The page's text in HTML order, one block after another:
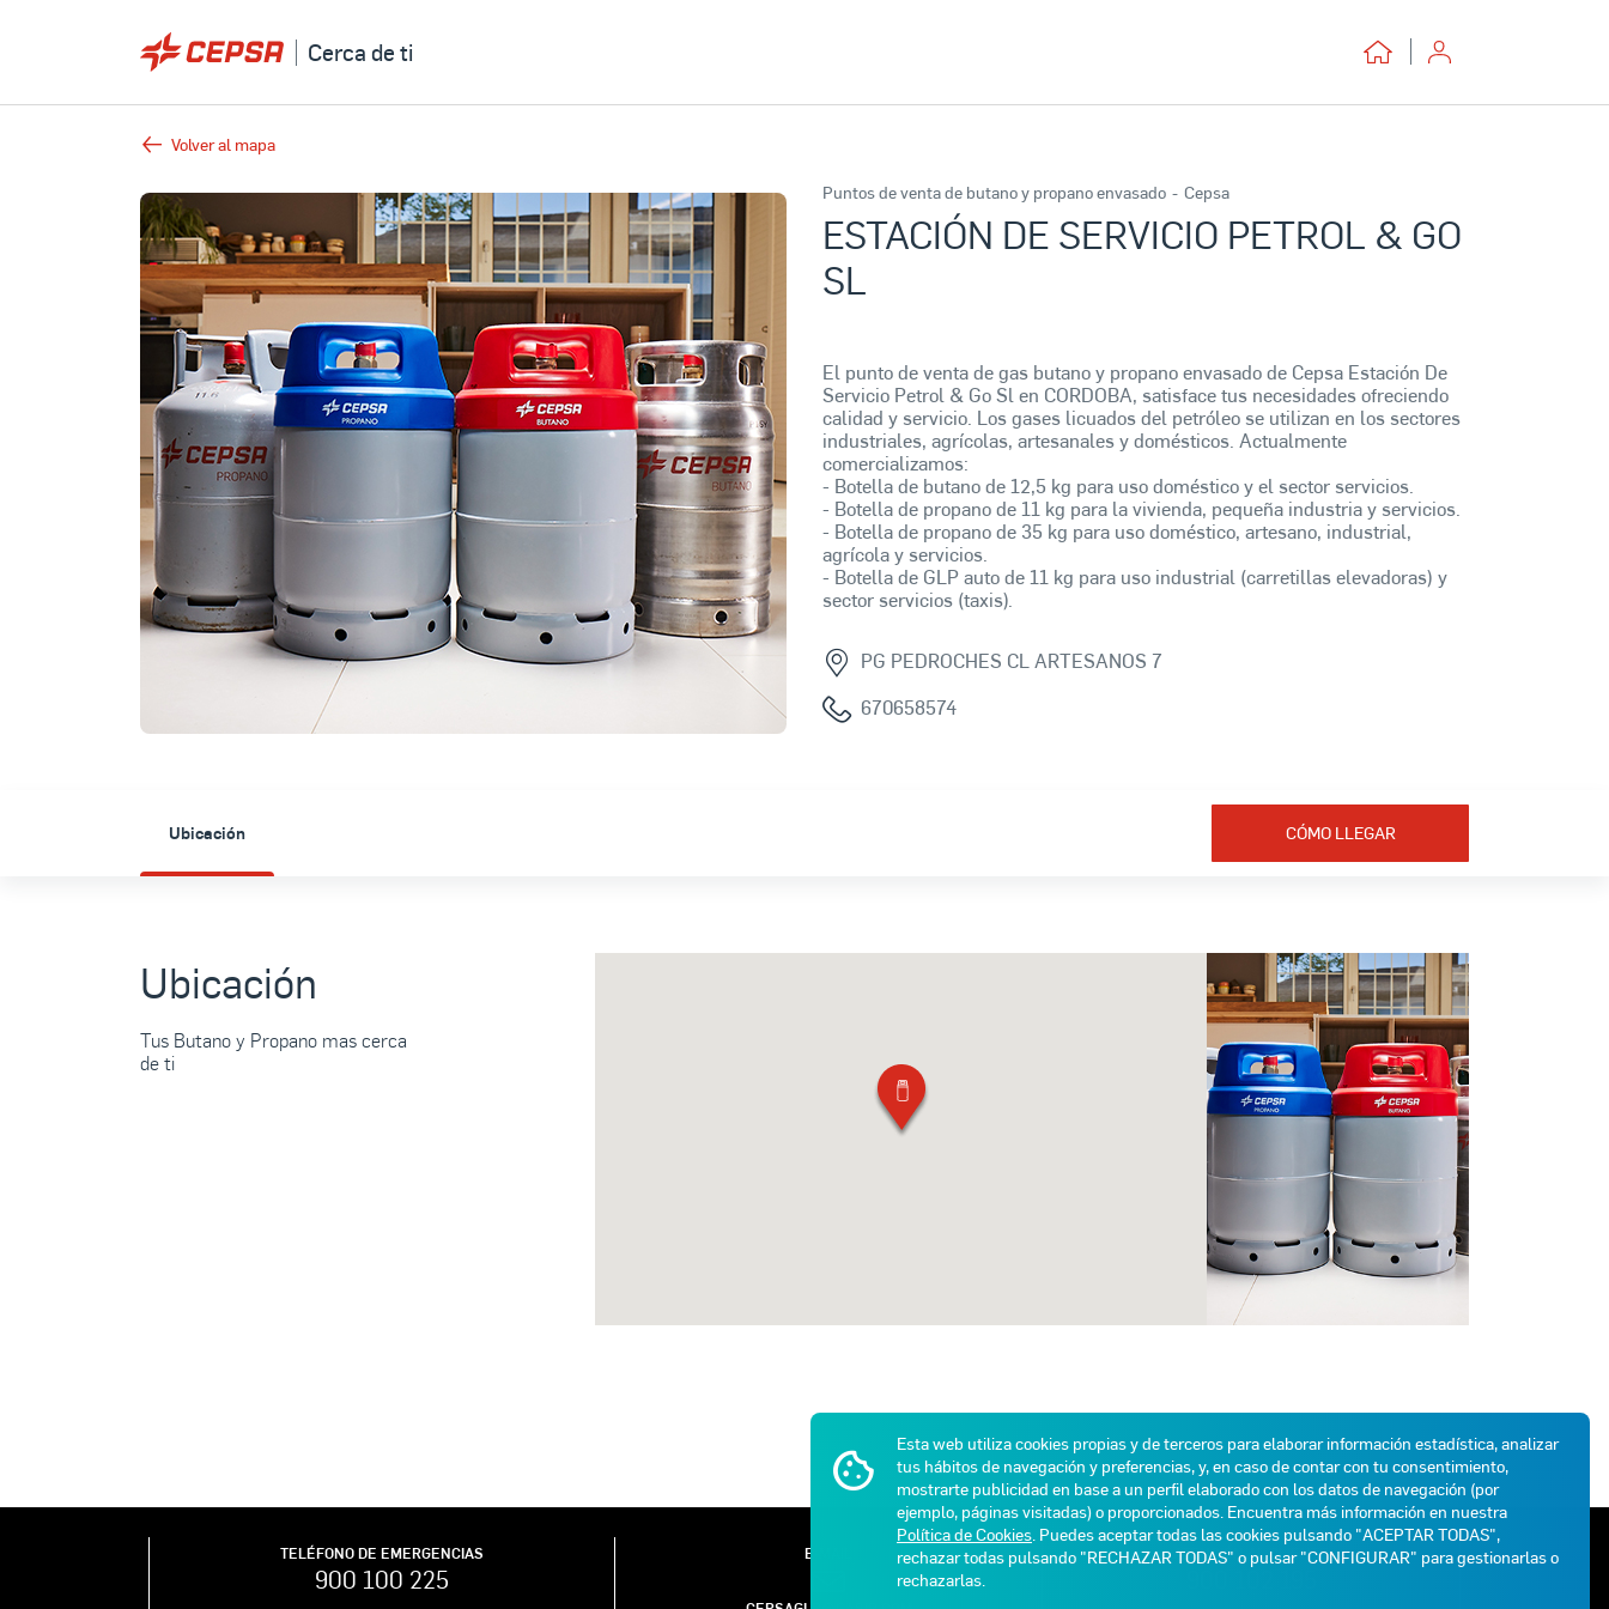
Esta web utiliza cookies propias y de terceros para elaborar información estadística, analizar
tus hábitos de navegación y preferencias, y, en caso de contar con tu consentimiento,
mostrarte publicidad en base a un perfil elaborado con los datos de navegación (por
ejemplo, páginas visitadas) o proporcionados. Encuentra más información en nuestra
Política de Cookies. Puedes aceptar todas las cookies pulsando "ACEPTAR TODAS",
rechazar todas pulsando "RECHAZAR TODAS" o pulsar "CONFIGURAR" para gestionarlas o
rechazarlas.
Cerca de ti
Volver al mapa
Puntos de venta de butano y propano envasado - Cepsa
ESTACIÓN DE SERVICIO PETROL & GO
SL
El punto de venta de gas butano y propano envasado de Cepsa Estación De
Servicio Petrol & Go Sl en CORDOBA, satisface tus necesidades ofreciendo
calidad y servicio. Los gases licuados del petróleo se utilizan en los sectores
industriales, agrícolas, artesanales y domésticos. Actualmente
comercializamos:
- Botella de butano de 12,5 kg para uso doméstico y el sector servicios.
- Botella de propano de 11 kg para la vivienda, pequeña industria y servicios.
- Botella de propano de 35 kg para uso doméstico, artesano, industrial,
agrícola y servicios.
- Botella de GLP auto de 11 kg para uso industrial (carretillas elevadoras) y
sector servicios (taxis).
PG PEDROCHES CL ARTESANOS 7
670658574
Ubicación CÓMO LLEGAR
Ubicación
Tus Butano y Propano mas cerca
de ti
TELÉFONO DE EMERGENCIAS
900 100 225
E-MAIL ATENCIÓN AL CLIENTE